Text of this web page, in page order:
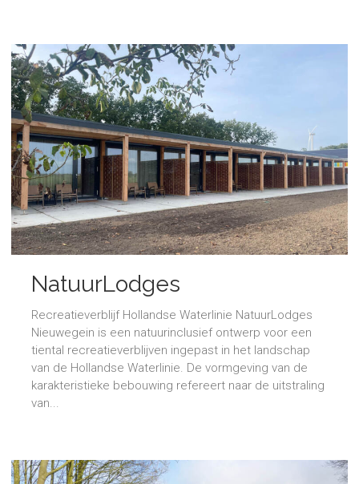
NatuurLodges
Recreatieverblijf Hollandse Waterlinie NatuurLodges
Nieuwegein is een natuurinclusief ontwerp voor een
tiental recreatieverblijven ingepast in het landschap
van de Hollandse Waterlinie. De vormgeving van de
karakteristieke bebouwing refereert naar de uitstraling
van...